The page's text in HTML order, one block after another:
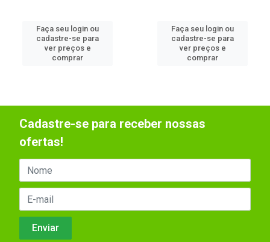
Faça seu login ou
cadastre-se para
ver preços e
comprar
Faça seu login ou
cadastre-se para
ver preços e
comprar
Cadastre-se para receber nossas
ofertas!